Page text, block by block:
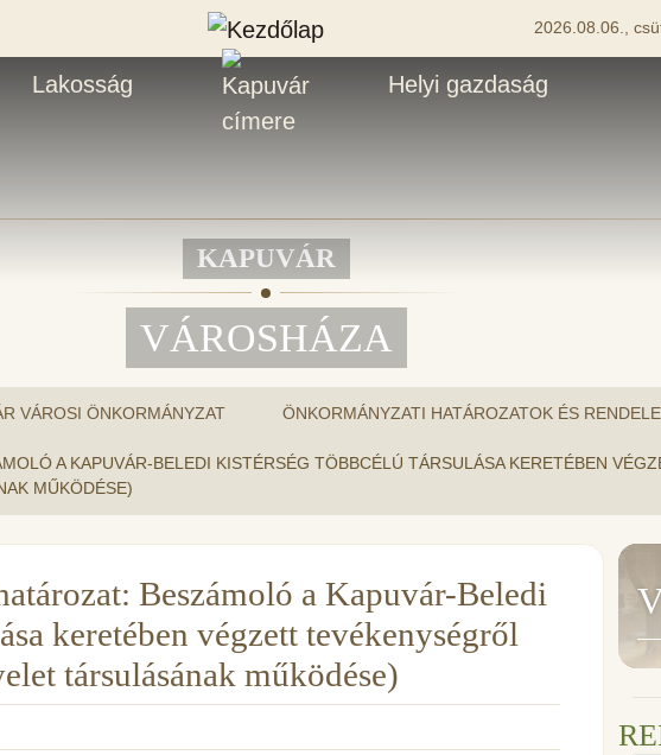
2026.08.06.,
Lakosság Helyi gazdaság
KAPUVÁR
VÁROSHÁZA
VÁROSI ÖNKORMÁNYZAT ÖNKORMÁNYZATI HATÁROZATOK ÉS
A KAPUVÁR-BELEDI KISTÉRSÉG TÖBBCÉLÚ TÁRSULÁSA KERETÉBEN
MŰKÖDÉSE)
Beszámoló a Kapuvár-Beledi
keretében végzett tevékenységről
társulásának működése)